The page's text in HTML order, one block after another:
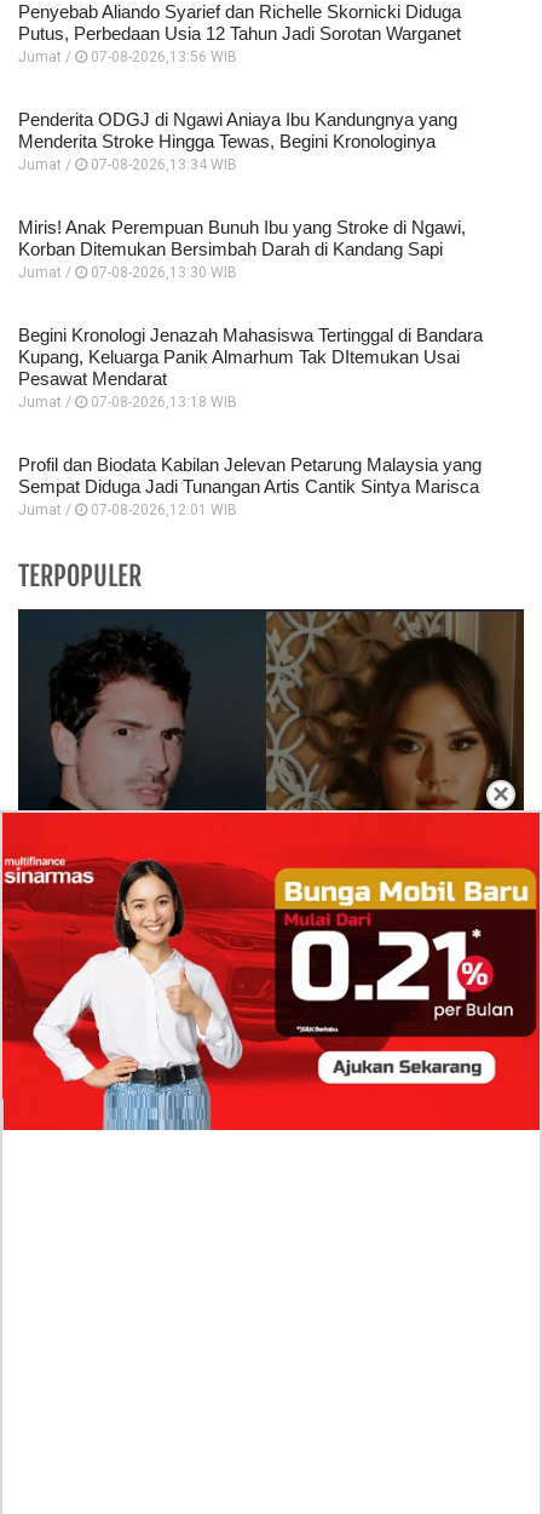
×
Penyebab Aliando Syarief dan Richelle Skornicki Diduga
Putus, Perbedaan Usia 12 Tahun Jadi Sorotan Warganet
Jumat / 07-08-2026,13:56 WIB
Penderita ODGJ di Ngawi Aniaya Ibu Kandungnya yang
Menderita Stroke Hingga Tewas, Begini Kronologinya
Jumat / 07-08-2026,13:34 WIB
Miris! Anak Perempuan Bunuh Ibu yang Stroke di Ngawi,
Korban Ditemukan Bersimbah Darah di Kandang Sapi
Jumat / 07-08-2026,13:30 WIB
Begini Kronologi Jenazah Mahasiswa Tertinggal di Bandara
Kupang, Keluarga Panik Almarhum Tak DItemukan Usai
Pesawat Mendarat
Jumat / 07-08-2026,13:18 WIB
Profil dan Biodata Kabilan Jelevan Petarung Malaysia yang
Sempat Diduga Jadi Tunangan Artis Cantik Sintya Marisca
Jumat / 07-08-2026,12:01 WIB
TERPOPULER
Isi Komentar Raisa Andriana di TikTok Mathis
Molinie Terkuak, Diduga jadi Isyarat Go
Publik?
Profil Biodata Mathis Molinié, Chef Prancis Pacar
Baru Raisa Andriana yang Kini Resmi Go Publik?
Sumber Penghasilan Asila Maisa Apa Saja? Dituding
Beli Barang Branded Pakai Uang Ayah yang Jadi
Wabup!